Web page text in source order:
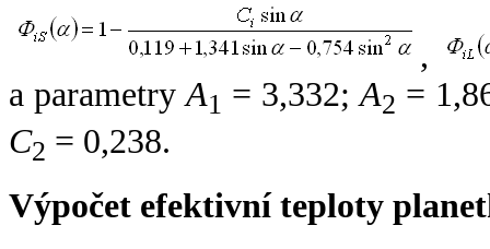
,
a parametryA1 = 3,332;A2 =
C2 = 0,238.
Výpočet efektivní teploty